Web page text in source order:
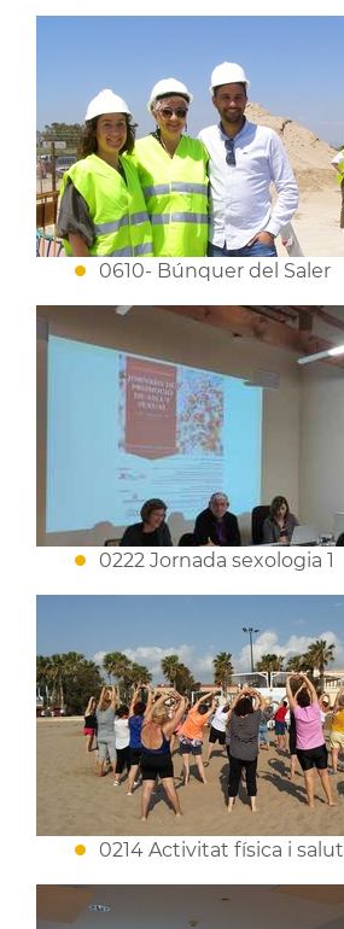
0610- Búnquer del Saler
0222 Jornada sexologia 1
0214 Activitat física i salut